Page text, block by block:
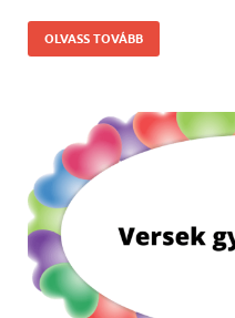
OLVASS TOVÁBB